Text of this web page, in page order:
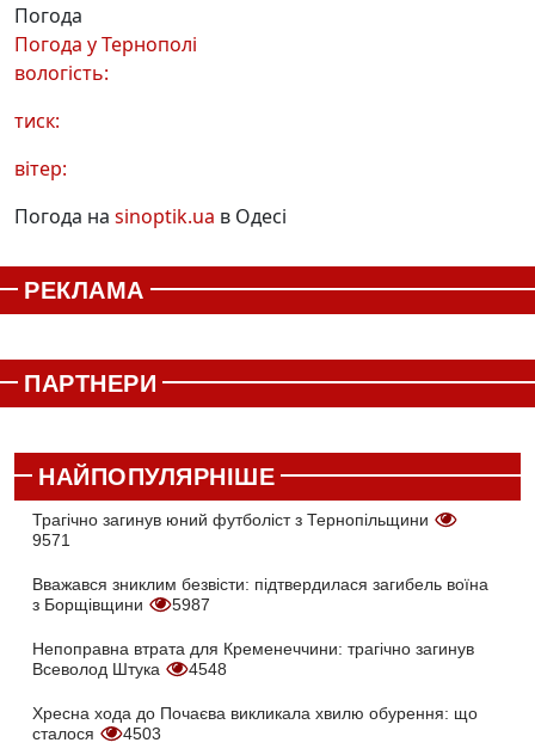
Погода
Погода уТернополі
вологість:
тиск:
вітер:
Погода на sinoptik.ua в Одесі
РЕКЛАМА
ПАРТНЕРИ
НАЙПОПУЛЯРНІШЕ
Трагічно загинув юний футболіст з Тернопільщини
9571
Вважався зниклим безвісти: підтвердилася загибель воїна
з Борщівщини
5987
Непоправна втрата для Кременеччини: трагічно загинув
Всеволод Штука
4548
Хресна хода до Почаєва викликала хвилю обурення: що
сталося
4503